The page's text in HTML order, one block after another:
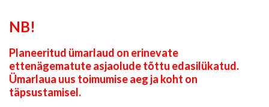
NB!
Planeeritud ümarlaud on erinevate
ettenägematute asjaolude tõttu edasilükatud.
Ümarlaua uus toimumise aeg ja koht on
täpsustamisel.